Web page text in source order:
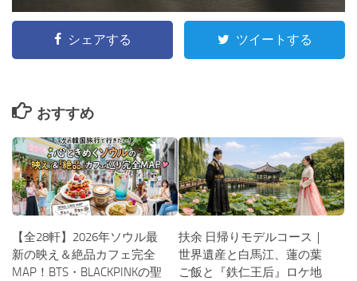
シェアする ツイートする
おすすめ
【全28軒】2026年ソウル最
新の映え＆絶品カフェ完全
MAP！BTS・BLACKPINKの聖
扶余 日帰りモデルコース｜
世界遺産と白馬江、蓮の葉
ご飯と『鉄仁王后』ロケ地